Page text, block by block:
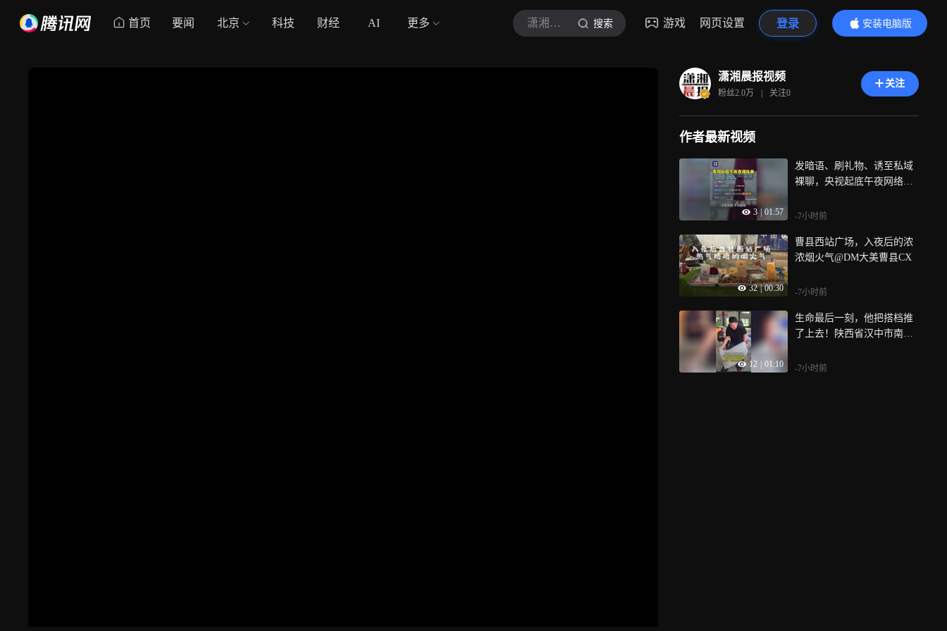
首页 要闻 北京 科技 财经 AI 更多 潇湘晨报视频 搜索 游戏 网页设置 登录
安装电脑版
内容更精彩
潇湘晨报视频
粉丝2.0万 | 关注0
关注
作者最新视频
3 01:57
发暗语、刷礼物、诱至私域
裸聊，央视起底午夜网络直
患重重、风险极大，警惕！
-7小时前
32 | 00:30
曹县西站广场，入夜后的浓
浓烟火气@DM大美曹县CX
-7小时前
12 01:10
生命最后一刻，他把搭档推
了上去！陕西省汉中市南郑
南郑区高台镇立峰村村支书
-7小时前